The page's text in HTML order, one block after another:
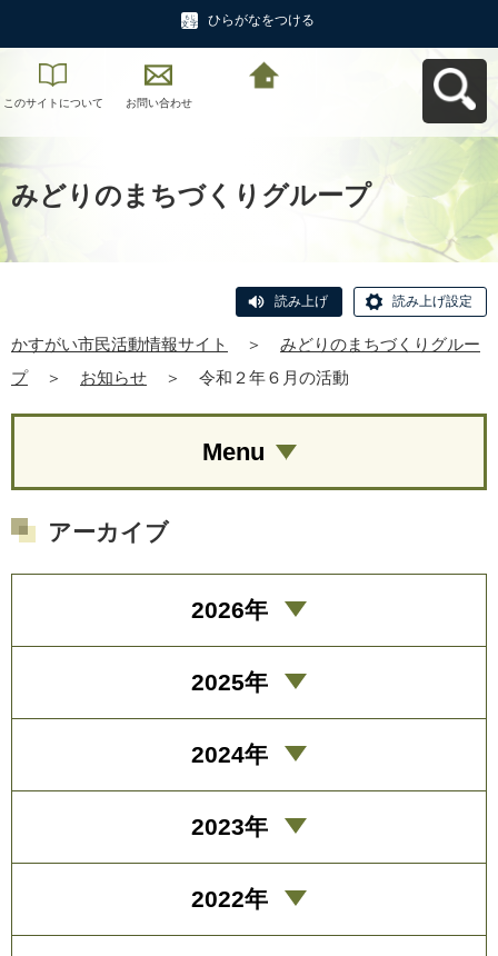
ひらがなをつける
このサイトについて お問い合わせ
みどりのまちづくりグループ
読み上げ 読み上げ設定
かすがい市民活動情報サイト ＞
みどりのまちづくりグルー
プ
＞ お知らせ ＞ 令和２年６月の活動
Menu
アーカイブ
2026年
2025年
2024年
2023年
2022年